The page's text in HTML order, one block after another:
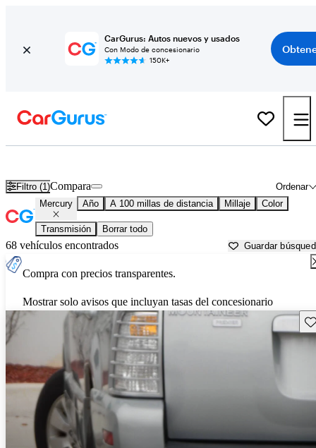
CarGurus: Autos nuevos y usados
Con Modo de concesionario
150K+
Filtro (1) Ordenar
Compara
Mercury Año A 100 millas de distancia Millaje Color
Transmisión Borrar todo
68 vehículos encontrados Guardar
Compra con precios transparentes.
Mostrar solo avisos que incluyan tasas del concesionario